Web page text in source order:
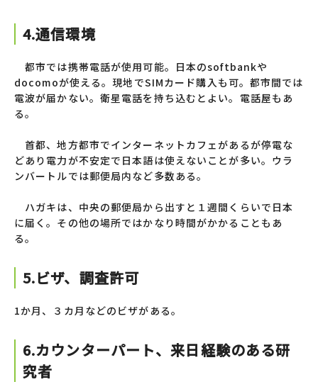
4.通信環境
都市では携帯電話が使用可能。日本のsoftbankや
docomoが使える。現地でSIMカード購入も可。都市間では
電波が届かない。衛星電話を持ち込むとよい。電話屋もあ
る。
首都、地方都市でインターネットカフェがあるが停電な
どあり電力が不安定で日本語は使えないことが多い。ウラ
ンバートルでは郵便局内など多数ある。
ハガキは、中央の郵便局から出すと１週間くらいで日本
に届く。その他の場所ではかなり時間がかかることもあ
る。
5.ビザ、調査許可
1か月、３カ月などのビザがある。
6.カウンターパート、来日経験のある研
究者